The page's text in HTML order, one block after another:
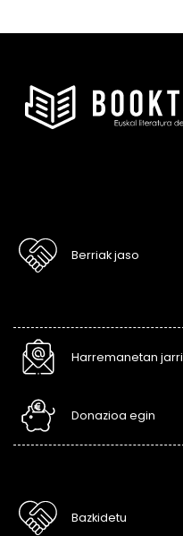
Berriak jaso
Harremanetan jarri
Donazioa egin
Bazkidetu